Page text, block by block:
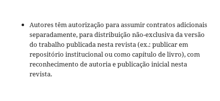
Autores têm autorização para assumir contratos adicionais
separadamente, para distribuição não-exclusiva da versão
do trabalho publicada nesta revista (ex.: publicar em
repositório institucional ou como capítulo de livro), com
reconhecimento de autoria e publicação inicial nesta
revista.